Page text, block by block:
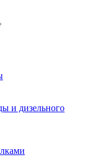
и дизельного